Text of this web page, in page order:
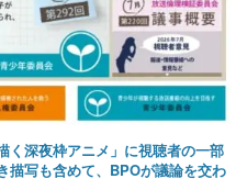
く深夜枠アニメ」に視聴者の一部
描写も含めて、BPOが議論を交わ